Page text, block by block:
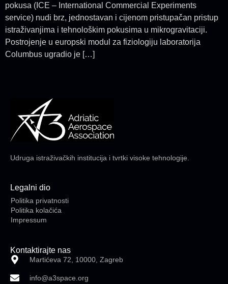
pokusa (ICE – International Commercial Experiments
service) nudi brz, jednostavan i cijenom pristupačan pristup
istraživanjima i tehnološkim pokusima u mikrogravitaciji.
Postrojenje u europski modul za fiziologiju laboratorija
Columbus ugradio je […]
Udruga istraživačkih institucija i tvrtki visoke tehnologije.
Legalni dio
Politika privatnosti
Politika kolačića
Impressum
Kontaktirajte nas
Martićeva 72, 10000, Zagreb
info@a3space.org